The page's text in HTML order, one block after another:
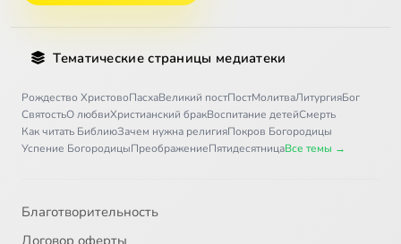
Тематические страницы медиатеки
Рождество ХристовоПасхаВеликий постПостМолитваЛитургияБог
СвятостьО любвиХристианский бракВоспитание детейСмерть
Как читать БиблиюЗачем нужна религияПокров Богородицы
Успение БогородицыПреображениеПятидесятницаВсе темы →
Благотворительность